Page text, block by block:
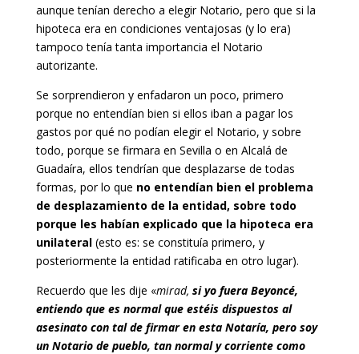
aunque tenían derecho a elegir Notario, pero que si la
hipoteca era en condiciones ventajosas (y lo era)
tampoco tenía tanta importancia el Notario
autorizante.
Se sorprendieron y enfadaron un poco, primero
porque no entendían bien si ellos iban a pagar los
gastos por qué no podían elegir el Notario, y sobre
todo, porque se firmara en Sevilla o en Alcalá de
Guadaíra, ellos tendrían que desplazarse de todas
formas, por lo que no entendían bien el problema
de desplazamiento de la entidad, sobre todo
porque les habían explicado que la hipoteca era
unilateral(esto es: se constituía primero, y
posteriormente la entidad ratificaba en otro lugar).
Recuerdo que les dije «mirad, si yo fuera Beyoncé,
entiendo que es normal que estéis dispuestos al
asesinato con tal de firmar en esta Notaría, pero soy
un Notario de pueblo, tan normal y corriente como